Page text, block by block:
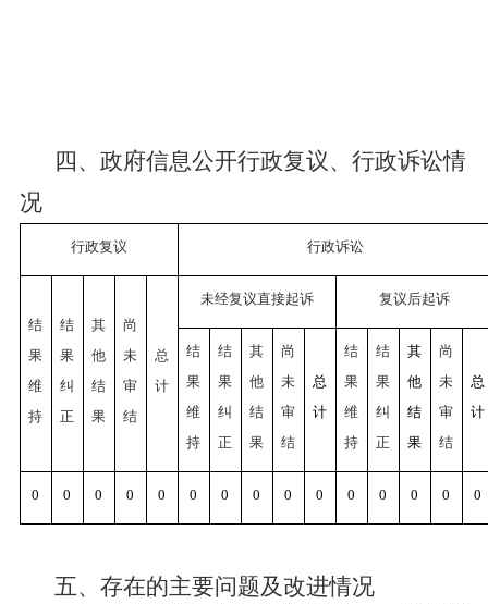
四、政府信息公开行政复议、行政诉讼情
况
行政复议 行政诉讼
结
果
维
持
结
果
纠
正
其
他
结
果
尚
未
审
结
总
计
未经复议直接起诉 复议后起诉
结
果
维
持
结
果
纠
正
其
他
结
果
尚
未
审
结
总
计
结
果
维
持
结
果
纠
正
其
他
结
果
尚
未
审
结
总
计
0 0 0 0 0 0 0 0 0 0 0 0 0 0 0
五、存在的主要问题及改进情况